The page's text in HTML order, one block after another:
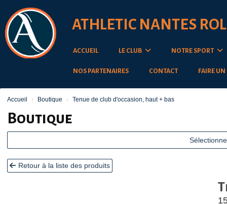
ATHLETIC NANTES
ACCUEIL LE CLUB NOTRE SPORT
NOS PARTENAIRES CONTACT FAIRE
Accueil Boutique Tenue de club d'occasion, haut + bas
Boutique
Retour à la liste des produits